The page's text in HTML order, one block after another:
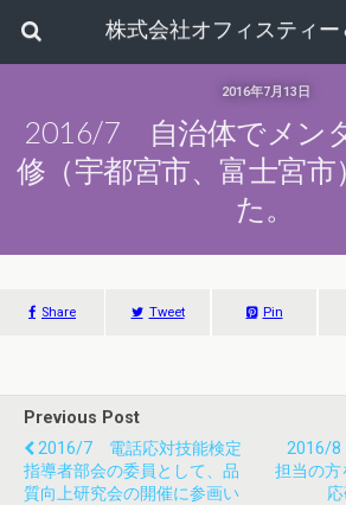
株式会社オフィスティー
2016年7月13日
2016/7 自治体でメン
修（宇都宮市、富士宮市
た。
Share Tweet Pin
Previous Post
2016/7 電話応対技能検定
指導者部会の委員として、品
質向上研究会の開催に参画い
2016/8
担当の方